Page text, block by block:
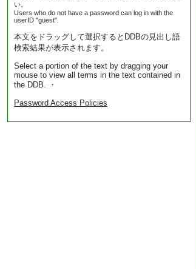
い。
Users who do not have a password can log in with the
userID "guest".
本文をドラッグして選択するとDDBの見出し語
検索結果が表示されます。
Select a portion of the text by dragging your
mouse to view all terms in the text contained in
the DDB. ・
Password Access Policies